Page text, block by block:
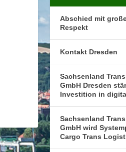
Abschied mit
Respekt
Kontakt Dresden
Sachsenland
GmbH Dresden
Investition in
Sachsenland
GmbH wird
Cargo Trans